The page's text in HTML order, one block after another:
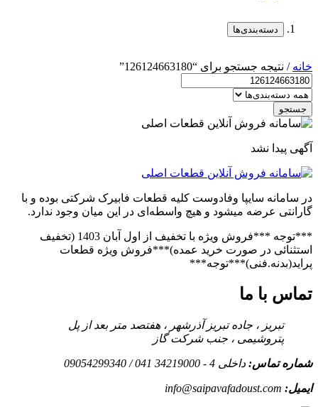
دسته‌بندی‌ها
خانه / نتیجه جستجو برای “126124663180”
جستجو
آگهی پیدا نشد
در سامانه سایپا وفادوست کلیه قطعات فابیرک شرکتی بوده و با
گارانتی عرضه میشود و هیچ واسطه‌ای در این میان وجود ندارد.
***توجه ***فروش ویژه با تخفیف از اول آبان 1403 (تخفیف
استثنائی در صورت خرید عمده)***فروش ویژه قطعات
پراید(بدنه.فنی)***توجه***
تماس با ما
تبریز ، جاده تبریز آذرشهر ، هفتصد متر بعد از پل
پتروشیمی ، جنب شرکت گاز
شماره تماس: داخلی 4 - 34219000 041 / 09054299340
ایمیل: info@saipavafadoust.com